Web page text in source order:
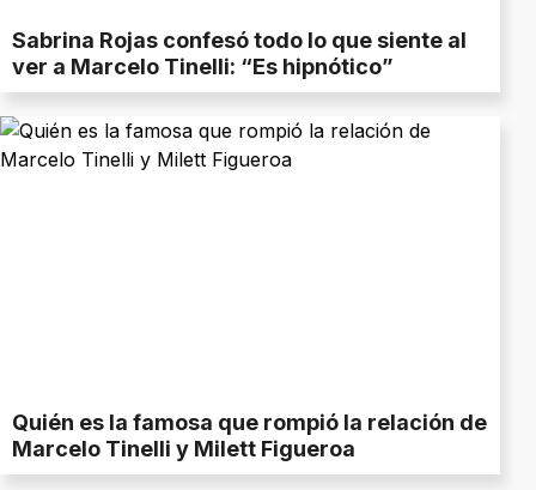
Sabrina Rojas confesó todo lo que siente al
ver a Marcelo Tinelli: “Es hipnótico”
Quién es la famosa que rompió la relación de
Marcelo Tinelli y Milett Figueroa